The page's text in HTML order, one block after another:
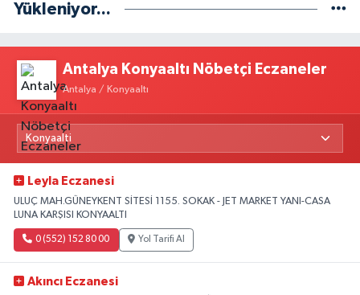
Yükleniyor...
Antalya Konyaaltı Nöbetçi Eczaneler
Antalya / Konyaaltı
Leyla Eczanesi
ULUÇ MAH.GÜNEYKENT SİTESİ 1155. SOKAK - JET MARKET YANI-CASA
LUNA KARŞISI KONYAALTI
0 (552) 152 80 00 Yol Tarifi Al
Akıncı Eczanesi